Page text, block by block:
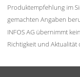
Produktempfehlung im
gemachten Angaben
INFOS AG übernimmt
Richtigkeit und